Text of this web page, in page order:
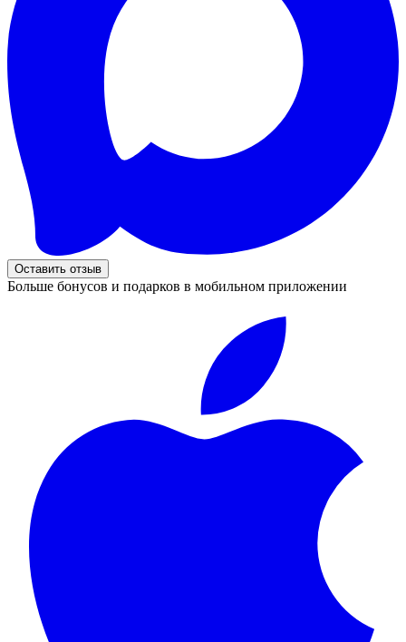
Оставить отзыв
Больше бонусов и подарков в мобильном приложении